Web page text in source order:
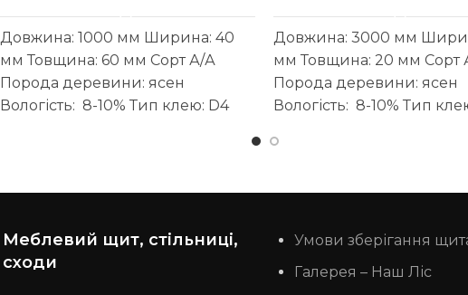
Довжина: 1000 мм Ширина: 40
мм Товщина: 60 мм Сорт А/А
Порода деревини: ясен
Вологість: 8-10% Тип клею: D4
Довжина: 3000 мм
мм Товщина: 20 мм Сорт
Порода деревини: ясен
Вологість: 8-10% Тип
ліс
Меблевий щит, стільниці,
сходи
Умови зберігання
Галерея – Наш Ліс